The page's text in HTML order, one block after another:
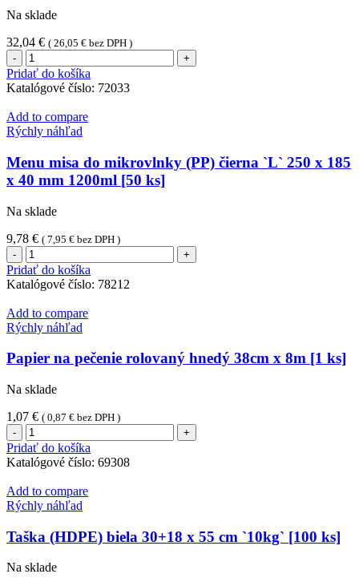
Na sklade
32,04 € ( 26,05 € bez DPH )
množstvo
Krabica
na
pizzu
z
vlnitej
lepenky
x
33
3
[100
ks]
Pridať do košíka
Katalógové číslo: 72033
Add to compare
Rýchly náhľad
Menu misa do mikrovlnky (PP) čierna `L` 250 x 185
x 40 mm 1200ml [50 ks]
Na sklade
9,78 € ( 7,95 € bez DPH )
množstvo
Menu
misa
mikrovlnky
(PP)
čierna
`L`
250
x
185
x
40
mm
1200ml
[50
Pridať do košíka
Katalógové číslo: 78212
Add to compare
Rýchly náhľad
Papier na pečenie rolovaný hnedý 38cm x 8m [1 ks]
Na sklade
1,07 € ( 0,87 € bez DPH )
množstvo
Papier
na
pečenie
rolovaný
hnedý
38cm
x
8m
[1
ks]
Pridať do košíka
Katalógové číslo: 69308
Add to compare
Rýchly náhľad
Taška (HDPE) biela 30+18 x 55 cm `10kg` [100 ks]
Na sklade